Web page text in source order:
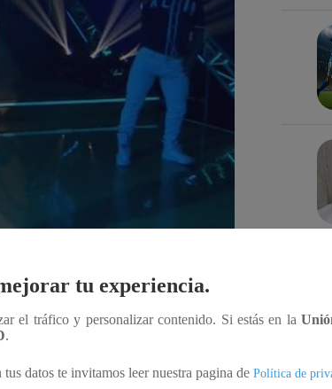
Compartir
tu experiencia.
el tráfico y personalizar contenido. Si estás en la
.
datos te invitamos leer nuestra pagina de Política de